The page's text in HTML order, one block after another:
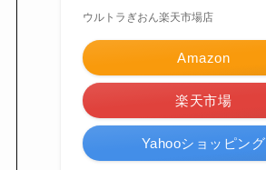
ウルトラぎおん楽天市場店
Amazon
楽天市場
Yahooショッピング